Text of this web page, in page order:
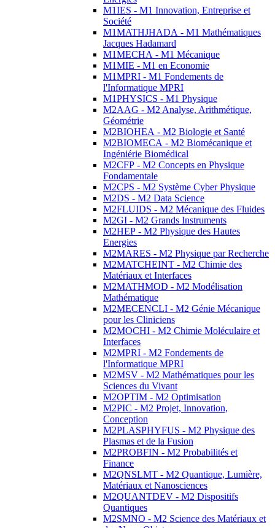
M1IES - M1 Innovation, Entreprise et
Société
M1MATHJHADA - M1 Mathématiques
Jacques Hadamard
M1MECHA - M1 Mécanique
M1MIE - M1 en Economie
M1MPRI - M1 Fondements de
l'Informatique MPRI
M1PHYSICS - M1 Physique
M2AAG - M2 Analyse, Arithmétique,
Géométrie
M2BIOHEA - M2 Biologie et Santé
M2BIOMECA - M2 Biomécanique et
Ingéniérie Biomédical
M2CFP - M2 Concepts en Physique
Fondamentale
M2CPS - M2 Système Cyber Physique
M2DS - M2 Data Science
M2FLUIDS - M2 Mécanique des Fluides
M2GI - M2 Grands Instruments
M2HEP - M2 Physique des Hautes
Energies
M2MARES - M2 Physique par Recherche
M2MATCHEINT - M2 Chimie des
Matériaux et Interfaces
M2MATHMOD - M2 Modélisation
Mathématique
M2MECENCLI - M2 Génie Mécanique
pour les Cliniciens
M2MOCHI - M2 Chimie Moléculaire et
Interfaces
M2MPRI - M2 Fondements de
l'Informatique MPRI
M2MSV - M2 Mathématiques pour les
Sciences du Vivant
M2OPTIM - M2 Optimisation
M2PIC - M2 Projet, Innovation,
Conception
M2PLASPHYFUS - M2 Physique des
Plasmas et de la Fusion
M2PROBFIN - M2 Probabilités et
Finance
M2QNSLMT - M2 Quantique, Lumière,
Matériaux et Nanosciences
M2QUANTDEV - M2 Dispositifs
Quantiques
M2SMNO - M2 Science des Matériaux et